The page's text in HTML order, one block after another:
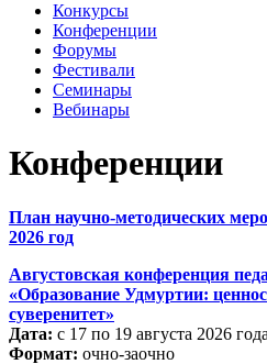
Конкурсы
Конференции
Форумы
Фестивали
Семинары
Вебинары
Конференции
План научно-методических
2026 год
Августовская конференция
«Образование Удмуртии:
суверенитет»
Дата: с 17 по 19 августа 2026 года
Формат: очно-заочно